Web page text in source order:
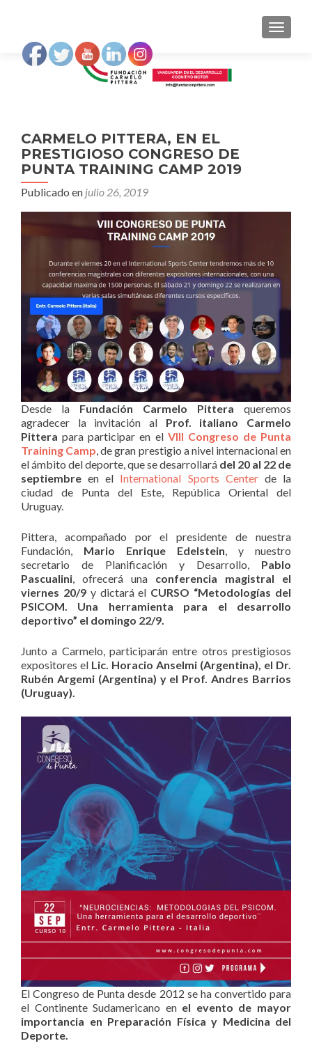
CARMELO PITTERA, EN EL
PRESTIGIOSO CONGRESO DE
PUNTA TRAINING CAMP 2019
Publicado en julio 26, 2019
Desde la Fundación Carmelo Pittera queremos
agradecer la invitación al Prof. italiano Carmelo
Pittera para participar en el VIII Congreso de Punta
Training Camp, de gran prestigio a nivel internacional en
el ámbito del deporte, que se desarrollará del 20 al 22 de
septiembre en el International Sports Centerde la
ciudad de Punta del Este, República Oriental del
Uruguay.
Pittera, acompañado por el presidente de nuestra
Fundación, Mario Enrique Edelstein, y nuestro
secretario de Planificación y Desarrollo, Pablo
Pascualini, ofrecerá una conferencia magistral el
viernes 20/9y dictará el CURSO “Metodologías del
PSICOM. Una herramienta para el desarrollo
deportivo” el domingo 22/9.
Junto a Carmelo, participarán entre otros prestigiosos
expositores el Lic. Horacio Anselmi (Argentina), el Dr.
Rubén Argemi (Argentina) y el Prof. Andres Barrios
(Uruguay).
El Congreso de Punta desde 2012 se ha convertido para
el Continente Sudamericano en el evento de mayor
importancia en Preparación Física y Medicina del
Deporte.